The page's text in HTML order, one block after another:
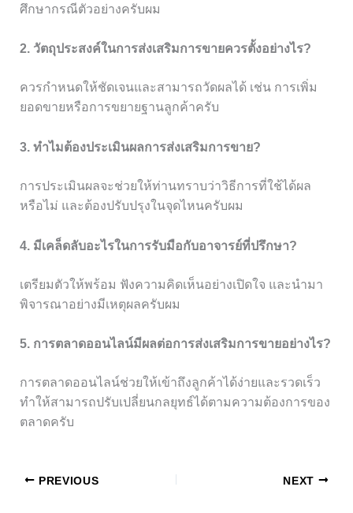
ศึกษากรณีตัวอย่างครับผม
2. วัตถุประสงค์ในการส่งเสริมการขายควรตั้งอย่างไร?
ควรกำหนดให้ชัดเจนและสามารถวัดผลได้ เช่น การเพิ่ม
ยอดขายหรือการขยายฐานลูกค้าครับ
3. ทำไมต้องประเมินผลการส่งเสริมการขาย?
การประเมินผลจะช่วยให้ท่านทราบว่าวิธีการที่ใช้ได้ผล
หรือไม่ และต้องปรับปรุงในจุดไหนครับผม
4. มีเคล็ดลับอะไรในการรับมือกับอาจารย์ที่ปรึกษา?
เตรียมตัวให้พร้อม ฟังความคิดเห็นอย่างเปิดใจ และนำมา
พิจารณาอย่างมีเหตุผลครับผม
5. การตลาดออนไลน์มีผลต่อการส่งเสริมการขายอย่างไร?
การตลาดออนไลน์ช่วยให้เข้าถึงลูกค้าได้ง่ายและรวดเร็ว
ทำให้สามารถปรับเปลี่ยนกลยุทธ์ได้ตามความต้องการของ
ตลาดครับ
PREVIOUS NEXT